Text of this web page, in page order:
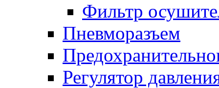
Фильтр
Пневморазъем
Регулятор